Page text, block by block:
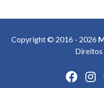
Copyright © 2016 - 2026
Direitos